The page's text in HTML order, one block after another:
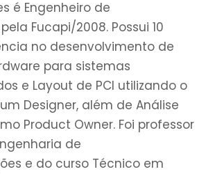
é Engenheiro de
Fucapi/2008. Possui 10
no desenvolvimento de
para sistemas
e Layout de PCI utilizando o
Designer, além de Análise
Product Owner. Foi professor
de
e do curso Técnico em